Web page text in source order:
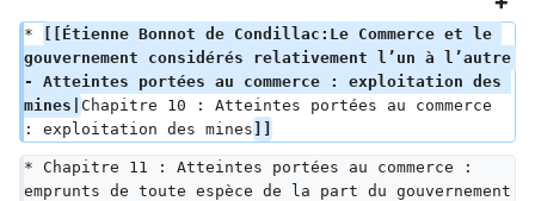
*
[[Étienne Bonnot de Condillac:Le Commerce et le
gouvernement considérés relativement l’un à l’autre
- Atteintes portées au commerce : exploitation des
mines| Chapitre 10 : Atteintes portées au commerce
: exploitation des mines
* Chapitre 11 : Atteintes portées au commerce :
emprunts de toute espèce de la part du gouvernement